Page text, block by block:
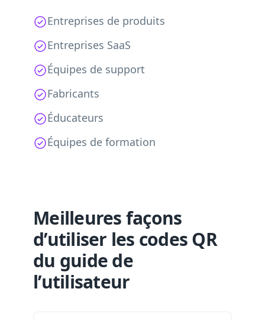
Entreprises de produits
Entreprises SaaS
Équipes de support
Fabricants
Éducateurs
Équipes de formation
Meilleures façons
d’utiliser les codes QR
du guide de
l’utilisateur